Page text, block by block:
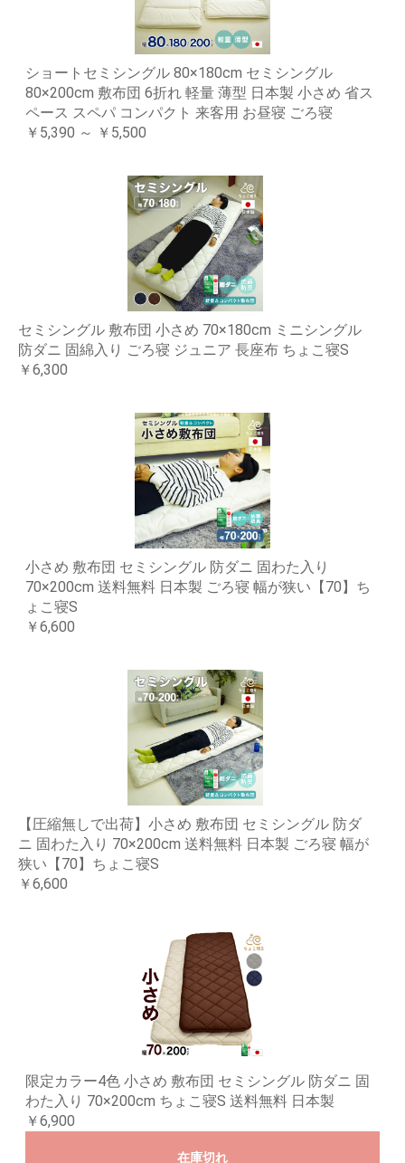
ショートセミシングル 80×180cm セミシングル
80×200cm 敷布団 6折れ 軽量 薄型 日本製 小さめ 省ス
ペース スペパ コンパクト 来客用 お昼寝 ごろ寝
￥5,390 ～ ￥5,500
セミシングル 敷布団 小さめ 70×180cm ミニシングル
防ダニ 固綿入り ごろ寝 ジュニア 長座布 ちょこ寝S
￥6,300
小さめ 敷布団 セミシングル 防ダニ 固わた入り
70×200cm 送料無料 日本製 ごろ寝 幅が狭い【70】ち
ょこ寝S
￥6,600
【圧縮無しで出荷】小さめ 敷布団 セミシングル 防ダ
ニ 固わた入り 70×200cm 送料無料 日本製 ごろ寝 幅が
狭い【70】ちょこ寝S
￥6,600
限定カラー4色 小さめ 敷布団 セミシングル 防ダニ 固
わた入り 70×200cm ちょこ寝S 送料無料 日本製
￥6,900
在庫切れ